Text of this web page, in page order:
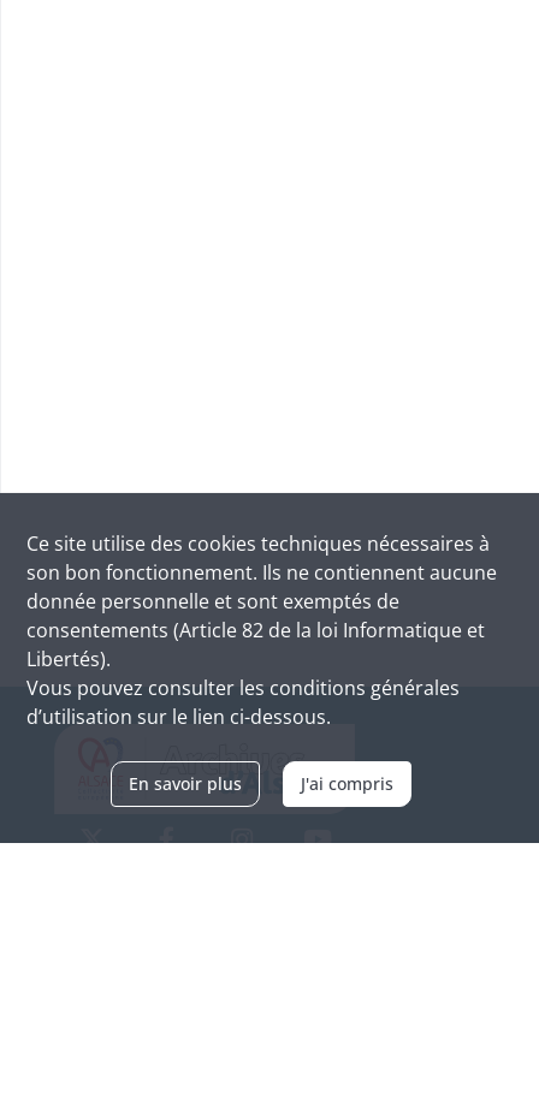
Ce site utilise des cookies techniques nécessaires à
son bon fonctionnement. Ils ne contiennent aucune
donnée personnelle et sont exemptés de
consentements (Article 82 de la loi Informatique et
Libertés).
Vous pouvez consulter les conditions générales
d’utilisation sur le lien ci-dessous.
En savoir plus J'ai compris